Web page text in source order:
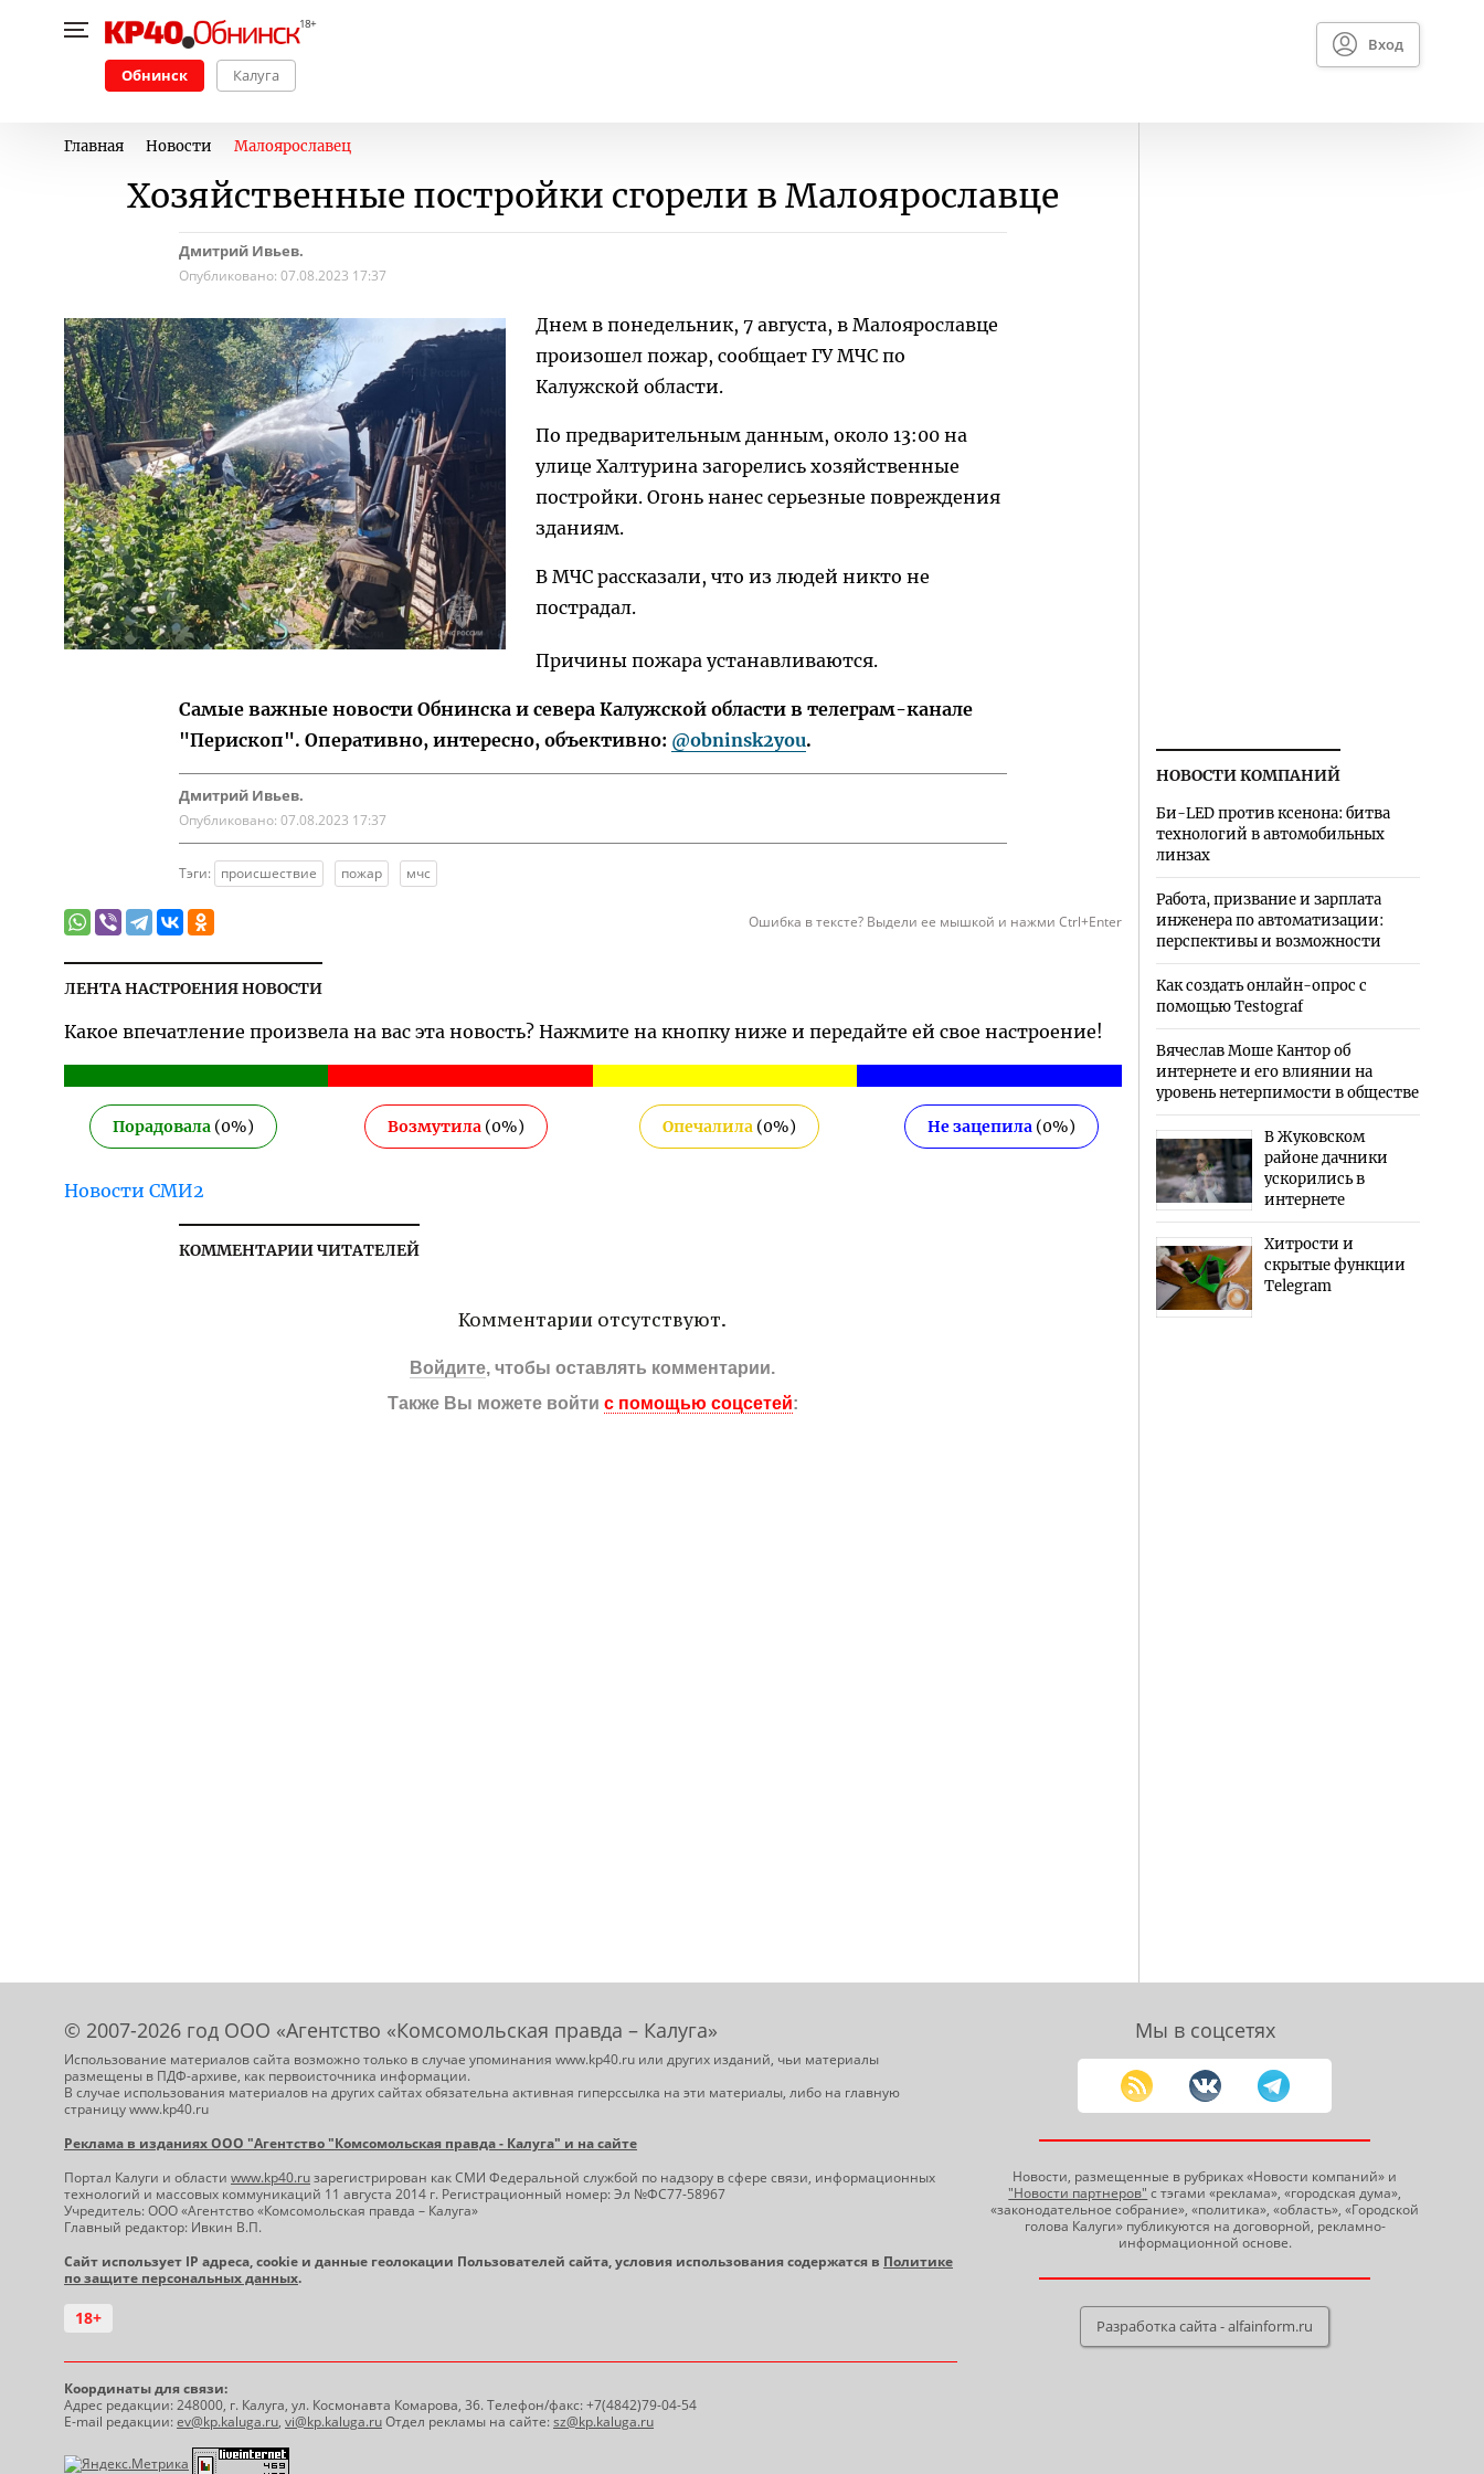
Обнинск Калуга
Вход
Главная Новости Малоярославец
Хозяйственные постройки сгорели в Малоярославце
Дмитрий Ивьев.
Опубликовано: 07.08.2023 17:37
Днем в понедельник, 7 августа, в Малоярославце
произошел пожар, сообщает ГУ МЧС по
Калужской области.
По предварительным данным, около 13:00 на
улице Халтурина загорелись хозяйственные
постройки. Огонь нанес серьезные повреждения
зданиям.
В МЧС рассказали, что из людей никто не
пострадал.
Причины пожара устанавливаются.
Самые важные новости Обнинска и севера Калужской области в телеграм-канале
"Перископ". Оперативно, интересно, объективно: @obninsk2you.
Дмитрий Ивьев.
Опубликовано: 07.08.2023 17:37
Тэги: происшествие пожар мчс
Ошибка в тексте? Выдели ее мышкой и нажми Ctrl+Enter
ЛЕНТА НАСТРОЕНИЯ НОВОСТИ
Какое впечатление произвела на вас эта новость? Нажмите на кнопку ниже и передайте ей свое настроение!
Порадовала (0%) Возмутила (0%) Опечалила(0%) Не зацепила (0%)
Новости СМИ2
КОММЕНТАРИИ ЧИТАТЕЛЕЙ
Комментарии отсутствуют.
Войдите, чтобы оставлять комментарии.
Также Вы можете войти с помощью соцсетей:
НОВОСТИ КОМПАНИЙ
Би-LED против ксенона: битва
технологий в автомобильных
линзах
Работа, призвание и зарплата
инженера по автоматизации:
перспективы и возможности
Как создать онлайн-опрос с
помощью Testograf
Вячеслав Моше Кантор об
интернете и его влиянии на
уровень нетерпимости в обществе
В Жуковском
районе дачники
ускорились в
интернете
Хитрости и
скрытые функции
Telegram
© 2007-2026 год ООО «Агентство «Комсомольская правда – Калуга»
Использование материалов сайта возможно только в случае упоминания www.kp40.ru или других изданий, чьи материалы
размещены в ПДФ-архиве, как первоисточника информации.
В случае использования материалов на других сайтах обязательна активная гиперссылка на эти материалы, либо на главную
страницу www.kp40.ru
Реклама в изданиях ООО "Агентство "Комсомольская правда - Калуга" и на сайте
Портал Калуги и области www.kp40.ruзарегистрирован как СМИ Федеральной службой по надзору в сфере связи, информационных
технологий и массовых коммуникаций 11 августа 2014 г. Регистрационный номер: Эл №ФС77-58967
Учредитель: ООО «Агентство «Комсомольская правда – Калуга»
Главный редактор: Ивкин В.П.
Сайт использует IP адреса, cookie и данные геолокации Пользователей сайта, условия использования содержатся в Политике
по защите персональных данных.
18+
Координаты для связи:
Адрес редакции: 248000, г. Калуга, ул. Космонавта Комарова, 36. Телефон/факс: +7(4842)79-04-54
E-mail редакции:ev@kp.kaluga.ru, vi@kp.kaluga.ruОтдел рекламы на сайте:sz@kp.kaluga.ru
Мы в соцсетях
Новости, размещенные в рубриках «Новости компаний» и
"Новости партнеров" с тэгами «реклама», «городская дума»,
«законодательное собрание», «политика», «область», «Городской
голова Калуги» публикуются на договорной, рекламно-
информационной основе.
Разработка сайта - alfainform.ru